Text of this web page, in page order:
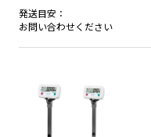
部）/268×180×209mm（
・パレット計量にジャス
・取引や証明に使える検定
発送目安：
お問い合わせください